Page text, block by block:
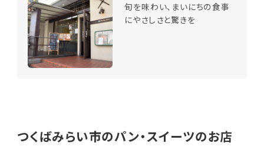
旬を味わい、まいにちの食事
にやさしさと驚きを
つくばみらい市のパン・スイーツのお店